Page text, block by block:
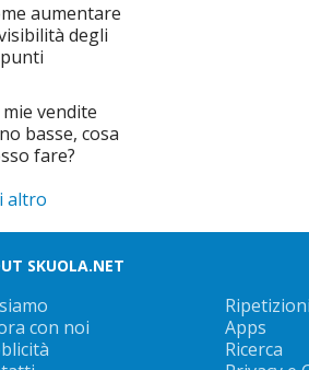
aumentare
degli
mie vendite
basse, cosa
fare?
altro
SKUOLA.NET
con noi
Ripetizioni
Apps
Ricerca